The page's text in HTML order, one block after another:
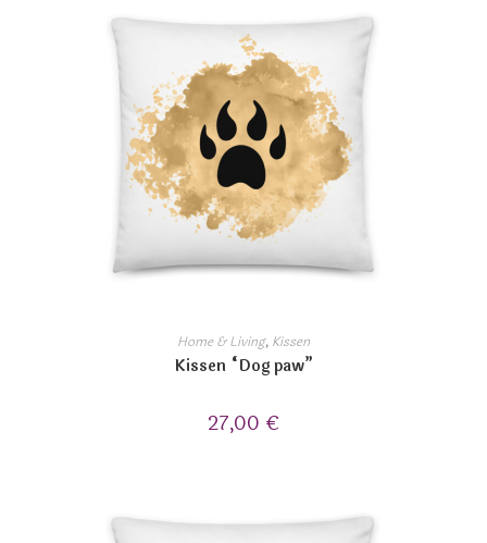
Home & Living, Kissen
Kissen “Dog paw”
27,00 €